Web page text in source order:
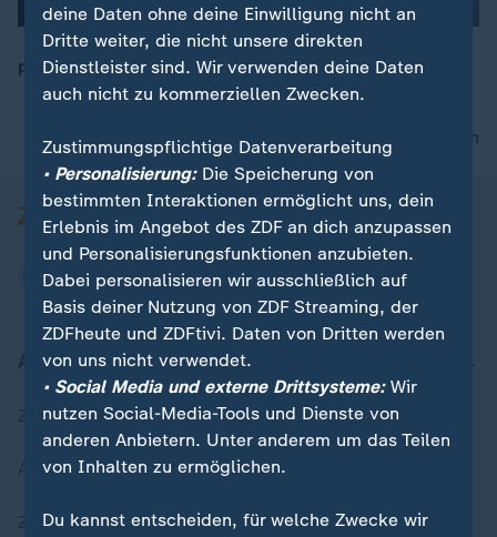
00:06
phoenix berichtet vom NATO-Gipfel in Ankara
nach oben
Aktuell bei ZDFheute
Zuletzt veröffentlicht
Aktuelle Sendungs-Videos
ZDFheute Stories
deine Daten ohne deine Einwilligung nicht an
Dritte weiter, die nicht unsere direkten
Dienstleister sind. Wir verwenden deine Daten
auch nicht zu kommerziellen Zwecken.
Zustimmungspflichtige Datenverarbeitung
• Personalisierung:Die Speicherung von
bestimmten Interaktionen ermöglicht uns, dein
Erlebnis im Angebot des ZDF an dich anzupassen
und Personalisierungsfunktionen anzubieten.
Dabei personalisieren wir ausschließlich auf
Basis deiner Nutzung von ZDF Streaming, der
ZDFheute und ZDFtivi. Daten von Dritten werden
von uns nicht verwendet.
• Social Media und externe Drittsysteme:Wir
nutzen Social-Media-Tools und Dienste von
anderen Anbietern. Unter anderem um das Teilen
von Inhalten zu ermöglichen.
Du kannst entscheiden, für welche Zwecke wir